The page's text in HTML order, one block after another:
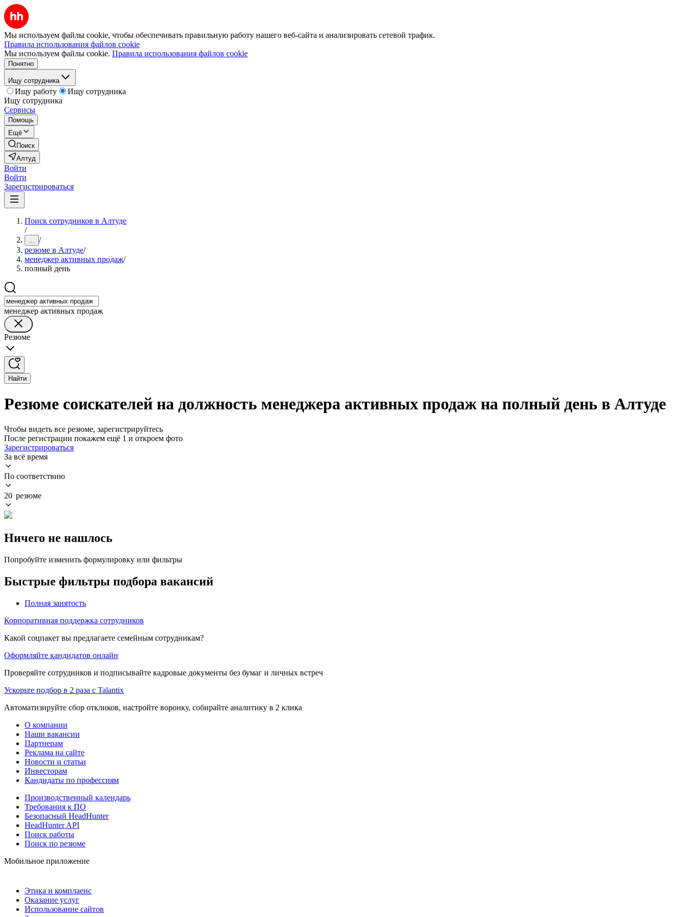
Мы используем файлы cookie, чтобы обеспечивать правильную работу нашего веб-сайта и анализировать сетевой трафик.
Правила использования файлов cookie
Мы используем файлы cookie. Правила использования файлов cookie
Понятно
Ищу сотрудника
Ищу работу
Ищу сотрудника
Ищу сотрудника
Сервисы
Помощь
Ещё
Поиск
Алтуд
Войти
Войти
Зарегистрироваться
Поиск сотрудников в Алтуде
/
... /
резюме в Алтуде/
менеджер активных продаж/
полный день
менеджер активных продаж
Резюме
Найти
Резюме соискателей на должность менеджера активных продаж на полный день в Алтуде
Чтобы видеть все резюме, зарегистрируйтесь
После регистрации покажем ещё 1 и откроем фото
Зарегистрироваться
За всё время
По соответствию
20 резюме
Ничего не нашлось
Попробуйте изменить формулировку или фильтры
Быстрые фильтры подбора вакансий
Полная занятость
Корпоративная поддержка сотрудников
Какой соцпакет вы предлагаете семейным сотрудникам?
Оформляйте кандидатов онлайн
Проверяйте сотрудников и подписывайте кадровые документы без бумаг и личных встреч
Ускорьте подбор в 2 раза с Talantix
Автоматизируйте сбор откликов, настройте воронку, собирайте аналитику в 2 клика
О компании
Наши вакансии
Партнерам
Реклама на сайте
Новости и статьи
Инвесторам
Кандидаты по профессиям
Производственный календарь
Требования к ПО
Безопасный HeadHunter
HeadHunter API
Поиск работы
Поиск по резюме
Мобильное приложение
Этика и комплаенс
Оказание услуг
Использование сайтов